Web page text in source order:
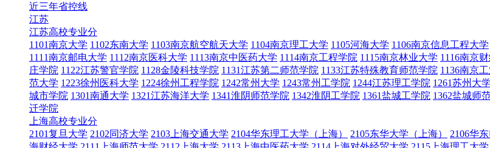
近三年省控线
江苏
江苏高校专业分
1101南京大学 1102东南大学 1103南京航空航天大学 1104南京理工大学 1105河海大学 1106南京信息工程大学
1111南京邮电大学 1112南京医科大学 1113南京中医药大学 1114南京工程学院 1115南京林业大学 1116南京
庄学院 1122江苏警官学院 1128金陵科技学院 1131江苏第二师范学院 1133江苏特殊教育师范学院 1136南京
范大学 1223徐州医科大学 1224徐州工程学院 1242常州大学 1243常州工学院 1244江苏理工学院 1261苏州大学
城市学院 1301南通大学 1321江苏海洋大学 1341淮阴师范学院 1342淮阴工学院 1361盐城工学院 1362盐城师
迁学院
上海高校专业分
2101复旦大学 2102同济大学 2103上海交通大学 2104华东理工大学（上海） 2105东华大学（上海） 2106华